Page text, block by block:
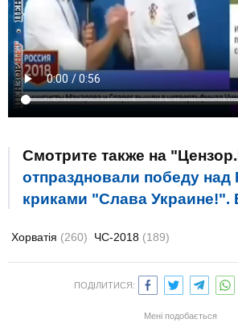
Смотрите также на
отпраздновали победу над
криками "Слава
Хорватія (260) ЧС-2018 (189)
ПОДІЛИТИСЯ:
Мені подобається